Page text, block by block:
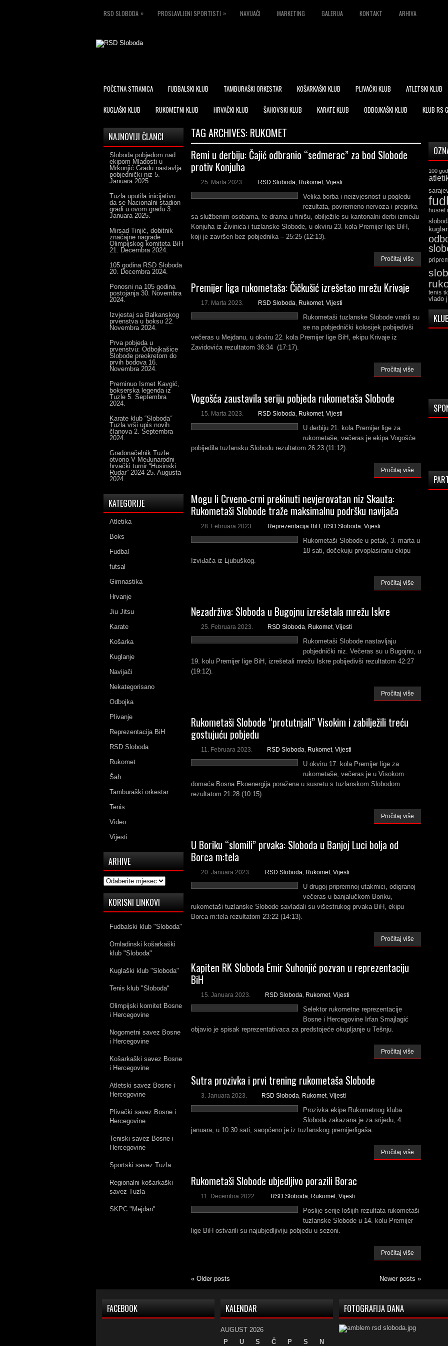
RSD SLOBODA » PROSLAVLJENI SPORTISTI » NAVIJAČI MARKETING GALERIJA KONTAKT ARHIVA
POČETNA STRANICA FUDBALSKI KLUB TAMBURAŠKI ORKESTAR KOŠARKAŠKI KLUB PLIVAČKI KLUB ATLETSKI KLUB
KUGLAŠKI KLUB RUKOMETNI KLUB HRVAČKI KLUB ŠAHOVSKI KLUB KARATE KLUB ODBOJKAŠKI KLUB KLUB RS
TAG ARCHIVES: RUKOMET
Remi u derbiju: Čajić odbranio “sedmerac” za bod Slobode
protiv Konjuha
25. Marta 2023. RSD Sloboda, Rukomet, Vijesti
Velika borba i neizvjesnost u pogledu
rezultata, povremeno nervoza i prepirka
sa službenim osobama, te drama u finišu, obilježile su kantonalni derbi između
Konjuha iz Živinica i tuzlanske Slobode, u okviru 23. kola Premijer lige BiH,
koji je završen bez pobjednika – 25:25 (12:13).
Pročitaj više
Premijer liga rukometaša: Čičkušić izrešetao mrežu Krivaje
17. Marta 2023. RSD Sloboda, Rukomet, Vijesti
Rukometaši tuzlanske Slobode vratili su
se na pobjednički kolosijek pobijedivši
večeras u Mejdanu, u okviru 22. kola Premijer lige BiH, ekipu Krivaje iz
Zavidovića rezultatom 36:34 (17:17).
Pročitaj više
Vogošća zaustavila seriju pobjeda rukometaša Slobode
15. Marta 2023. RSD Sloboda, Rukomet, Vijesti
U derbiju 21. kola Premijer lige za
rukometaše, večeras je ekipa Vogošće
pobijedila tuzlansku Slobodu rezultatom 26:23 (11:12).
Pročitaj više
Mogu li Crveno-crni prekinuti nevjerovatan niz Skauta:
Rukometaši Slobode traže maksimalnu podršku navijača
28. Februara 2023. Reprezentacija BiH , RSD Sloboda, Vijesti
Rukometaši Slobode u petak, 3. marta u
18 sati, dočekuju prvoplasiranu ekipu
Izviđača iz Ljubuškog.
Pročitaj više
Nezadrživa: Sloboda u Bugojnu izrešetala mrežu Iskre
25. Februara 2023. RSD Sloboda, Rukomet, Vijesti
Rukometaši Slobode nastavljaju
pobjednički niz. Večeras su u Bugojnu, u
19. kolu Premijer lige BiH, izrešetali mrežu Iskre pobijedivši rezultatom 42:27
(19:12).
Pročitaj više
Rukometaši Slobode “protutnjali” Visokim i zabilježili treću
gostujuću pobjedu
11. Februara 2023. RSD Sloboda, Rukomet, Vijesti
U okviru 17. kola Premijer lige za
rukometaše, večeras je u Visokom
domaća Bosna Ekoenergija poražena u susretu s tuzlanskom Slobodom
rezultatom 21:28 (10:15).
Pročitaj više
U Boriku “slomili” prvaka: Sloboda u Banjoj Luci bolja od
Borca m:tela
20. Januara 2023. RSD Sloboda, Rukomet, Vijesti
U drugoj pripremnoj utakmici, odigranoj
večeras u banjalučkom Boriku,
rukometaši tuzlanske Slobode savladali su višestrukog prvaka BiH, ekipu
Borca m:tela rezultatom 23:22 (14:13).
Pročitaj više
Kapiten RK Sloboda Emir Suhonjić pozvan u reprezentaciju
BiH
15. Januara 2023. RSD Sloboda, Rukomet, Vijesti
Selektor rukometne reprezentacije
Bosne i Hercegovine Irfan Smajlagić
objavio je spisak reprezentativaca za predstojeće okupljanje u Tešnju.
Pročitaj više
Sutra prozivka i prvi trening rukometaša Slobode
3. Januara 2023. RSD Sloboda, Rukomet, Vijesti
Prozivka ekipe Rukometnog kluba
Sloboda zakazana je za srijedu, 4.
januara, u 10:30 sati, saopćeno je iz tuzlanskog premijerligaša.
Pročitaj više
Rukometaši Slobode ubjedljivo porazili Borac
11. Decembra 2022. RSD Sloboda, Rukomet, Vijesti
Poslije serije lošijih rezultata rukometaši
tuzlanske Slobode u 14. kolu Premijer
lige BiH ostvarili su najubjedljiviju pobjedu u sezoni.
Pročitaj više
« Older posts Newer posts »
NAJNOVIJI ČLANCI
Sloboda pobjedom nad
ekipom Mladosti u
Mrkonjić Gradu nastavlja
pobjednički niz 5.
Januara 2025.
Tuzla uputila inicijativu
da se Nacionalni stadion
gradi u ovom gradu 3.
Januara 2025.
Mirsad Tinjić, dobitnik
značajne nagrade
Olimpijskog komiteta BiH
21. Decembra 2024.
105 godina RSD Sloboda
20. Decembra 2024.
Ponosni na 105 godina
postojanja 30. Novembra
2024.
Izvjestaj sa Balkanskog
prvenstva u boksu 22.
Novembra 2024.
Prva pobjeda u
prvenstvu: Odbojkašice
Slobode preokretom do
prvih bodova 16.
Novembra 2024.
Preminuo Ismet Kavgić,
bokserska legenda iz
Tuzle 5. Septembra
2024.
Karate klub ˝Sloboda˝
Tuzla vrši upis novih
članova 2. Septembra
2024.
Gradonačelnik Tuzle
otvorio V Međunarodni
hrvački turnir “Husinski
Rudar” 2024 25. Augusta
2024.
KATEGORIJE
Atletika
Boks
Fudbal
futsal
Gimnastika
Hrvanje
Jiu Jitsu
Karate
Košarka
Kuglanje
Navijači
Nekategorisano
Odbojka
Plivanje
Reprezentacija BiH
RSD Sloboda
Rukomet
Šah
Tamburaški orkestar
Tenis
Video
Vijesti
ARHIVE
Arhive
KORISNI LINKOVI
Fudbalski klub "Sloboda"
Omladinski košarkaški
klub "Sloboda"
Kuglaški klub "Sloboda"
Tenis klub "Sloboda"
Olimpijski komitet Bosne
i Hercegovine
Nogometni savez Bosne
i Hercegovine
Košarkaški savez Bosne
i Hercegovine
Atletski savez Bosne i
Hercegovine
Plivački savez Bosne i
Hercegovine
Teniski savez Bosne i
Hercegovine
Sportski savez Tuzla
Regionalni košarkaški
savez Tuzla
SKPC "Mejdan"
100
husref
tenis
vlado
FACEBOOK KALENDAR
AUGUST 2026
P
U S Č P S N
FOTOGRAFIJA DANA